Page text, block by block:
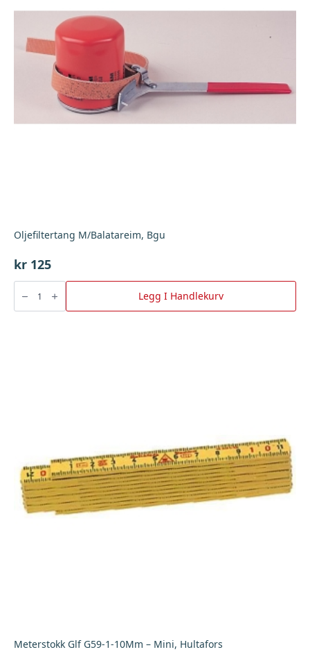
Oljefiltertang M/Balatareim, Bgu
kr 125
Oljefiltertang
M/Balatareim,
Bgu
antall
Legg I Handlekurv
Meterstokk Glf G59-1-10Mm – Mini, Hultafors